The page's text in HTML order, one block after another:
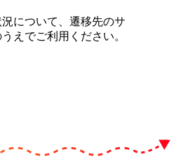
について、遷移先のサ
えでご利用ください。